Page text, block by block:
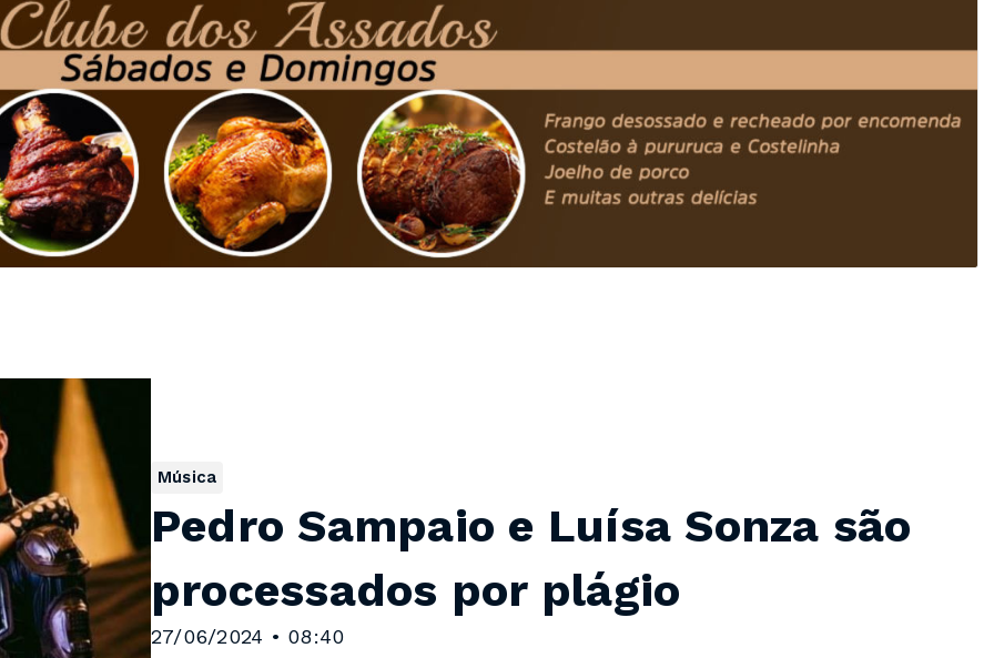
Música
27/06/2024 • 08:40
Pedro Sampaio e Luísa Sonza são
processados por plágio